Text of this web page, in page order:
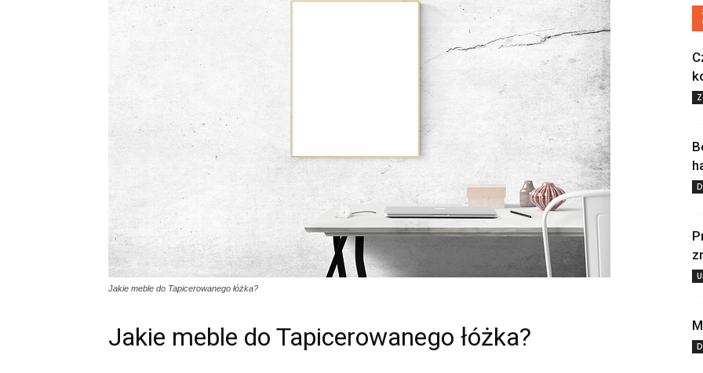
Jakie meble do Tapicerowanego łóżka?
Jakie meble do Tapicerowanego łóżka?